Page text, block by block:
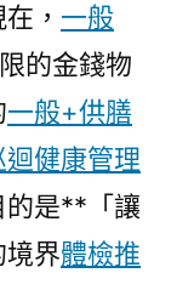
， 一般
的金錢物
一般+供膳
迴健康管理
的是**「讓
界體檢推